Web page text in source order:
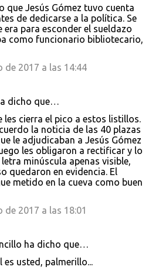
que Jesús Gómez tuvo cuenta
de dedicarse a la política. Se
era para esconder el sueldazo
como funcionario bibliotecario,
de 2017 a las 14:44
dicho que…
les cierra el pico a estos listillos.
la noticia de las 40 plazas
le adjudicaban a Jesús Gómez
les obligaron a rectificar y lo
minúscula apenas visible,
quedaron en evidencia. El
metido en la cueva como buen
de 2017 a las 18:01
ha dicho que…
es usted, palmerillo...